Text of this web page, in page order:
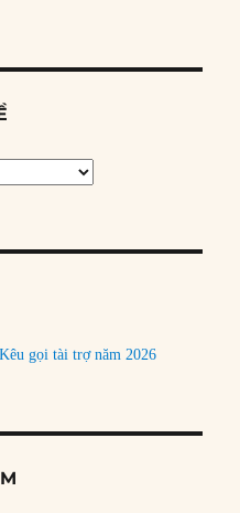
gọi tài trợ năm 2026